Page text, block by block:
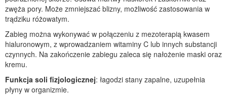
zwęża pory. Może zmniejszać blizny, możliwość zastosowania w
trądziku różowatym.
Zabieg można wykonywać w połączeniu z mezoterapią kwasem
hialuronowym, z wprowadzaniem witaminy C lub innych substancji
czynnych. Na zakończenie zabiegu zaleca się nałożenie maski oraz
kremu.
Funkcja soli fizjologicznej: łagodzi stany zapalne, uzupełnia
płyny w organizmie.